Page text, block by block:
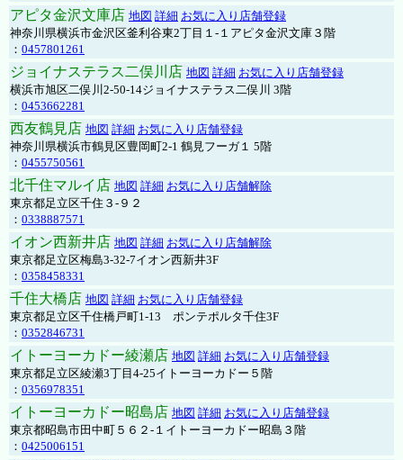
アピタ金沢文庫店 地図 詳細 お気に入り店舗登録
神奈川県横浜市金沢区釜利谷東2丁目１-１アピタ金沢文庫３階
： 0457801261
ジョイナステラス二俣川店 地図 詳細 お気に入り店舗登録
横浜市旭区二俣川2-50-14ジョイナステラス二俣川 3階
： 0453662281
西友鶴見店 地図 詳細 お気に入り店舗登録
神奈川県横浜市鶴見区豊岡町2-1 鶴見フーガ１ 5階
： 0455750561
北千住マルイ店 地図 詳細 お気に入り店舗解除
東京都足立区千住３-９２
： 0338887571
イオン西新井店 地図 詳細 お気に入り店舗解除
東京都足立区梅島3-32-7イオン西新井3F
： 0358458331
千住大橋店 地図 詳細 お気に入り店舗登録
東京都足立区千住橋戸町1-13 ポンテポルタ千住3F
： 0352846731
イトーヨーカドー綾瀬店 地図 詳細 お気に入り店舗登録
東京都足立区綾瀬3丁目4-25イトーヨーカドー５階
： 0356978351
イトーヨーカドー昭島店 地図 詳細 お気に入り店舗登録
東京都昭島市田中町５６２-１イトーヨーカドー昭島３階
： 0425006151